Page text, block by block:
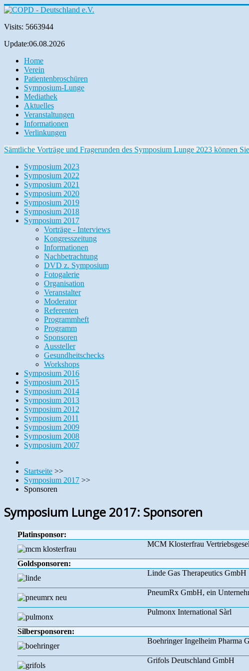
Visits: 5663944
Update:06.08.2026
Home
Verein
Patientenbroschüren
Symposium-Lunge
Mediathek
Aktuelles
Veranstaltungen
Informationen
Verlinkungen
Sämtliche Vorträge und Fragerunden des Symposium Lunge 2023 können
Symposium 2023
Symposium 2022
Symposium 2021
Symposium 2020
Symposium 2019
Symposium 2018
Symposium 2017
Vorträge - Interviews
Kongresszeitung
Informationen
Nachbetrachtung
DVD z. Symposium
Fotogalerie
Organisation
Veranstalter
Moderator
Referenten
Programmheft
Programm
Sponsoren
Aussteller
Gesundheitschecks
Workshops
Symposium 2016
Symposium 2015
Symposium 2014
Symposium 2013
Symposium 2012
Symposium 2011
Symposium 2009
Symposium 2008
Symposium 2007
Startseite >>
Symposium 2017 >>
Sponsoren
Symposium Lunge 2017: Sponsoren
Platinsponsor:
MCM Klosterfrau
Goldsponsoren:
Linde Gas Therapeutics GmbH
PneumRx GmbH, ein
Pulmonx International Sàrl
Silbersponsoren:
Boehringer Ingelheim Pharma
Grifols Deutschland GmbH